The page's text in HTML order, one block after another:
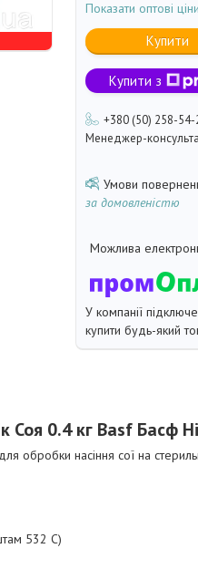
Показати оптові ціни
Купити
Купити з
+380 (50) 258-54-
Менеджер-
за домовленістю
У компанії
купити будь-який
Соя 0.4 кг Basf Басф
обробки насіння сої на
532 C)